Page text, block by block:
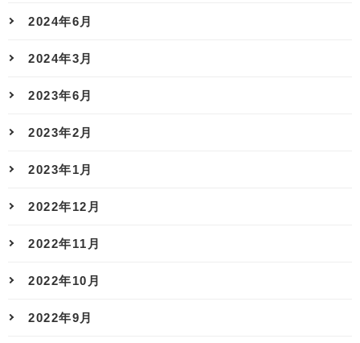
2024年6月
2024年3月
2023年6月
2023年2月
2023年1月
2022年12月
2022年11月
2022年10月
2022年9月